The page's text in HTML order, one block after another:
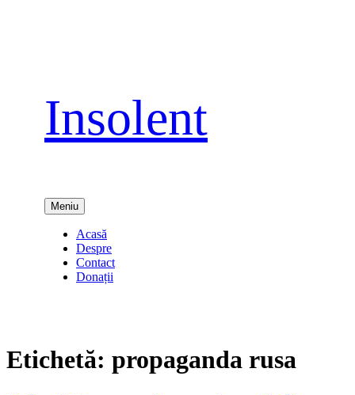
Insolent
Meniu
Acasă
Despre
Contact
Donații
Etichetă: propaganda rusa